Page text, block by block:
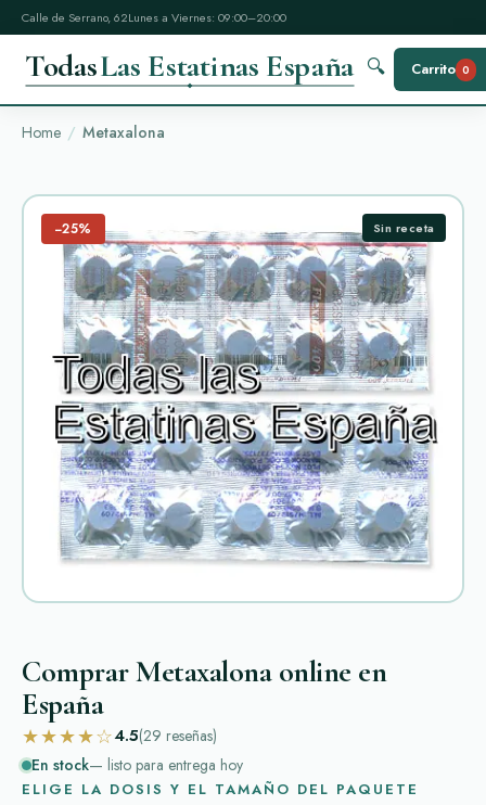
Calle de Serrano, 62Lunes a Viernes: 09:00–20:00
TodasLas Estatinas España 🔍 Carrito 0
Home Metaxalona
−25% Sin receta
Comprar Metaxalona online en
España
★★★★☆4.5(29 reseñas)
En stock— listo para entrega hoy
ELIGE LA DOSIS Y EL TAMAÑO DEL PAQUETE